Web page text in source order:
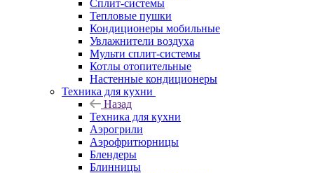
Сплит-системы
Тепловые пушки
Кондиционеры мобильные
Увлажнители воздуха
Мульти сплит-системы
Котлы отопительные
Настенные кондиционеры
Техника для кухни
Назад
Техника для кухни
Аэрогрили
Аэрофритюрницы
Блендеры
Блинницы